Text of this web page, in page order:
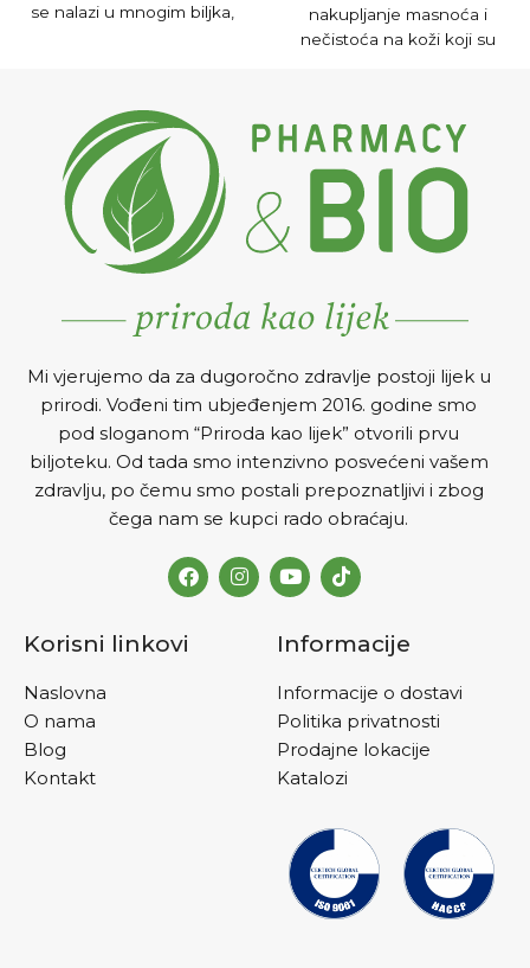
se nalazi u mnogim biljka,
ananas, aloa.
nakupljanje masnoća i
nečistoća na koži koji su
Clarina gel za pranje lica
protiv akni formulisan je od
posebno odabranih biljaka
dokazane učinkovitosti za
nježnu kožu i kožu bez akni.
mitisere i mrlje te održava
pore čistim. Nim djeluje
akni i zajedno sa kurkumom
smanjuje iritacije. Aloe vera
poznata po svojim
umirujućim svojstvima
pomaže u održavanju kože
glatkom i svježom. Ne
Mi vjerujemo da za dugoročno zdravlje postoji lijek u
prirodi. Vođeni tim ubjeđenjem 2016. godine smo
pod sloganom “Priroda kao lijek” otvorili prvu
biljoteku. Od tada smo intenzivno posvećeni vašem
zdravlju, po čemu smo postali prepoznatljivi i zbog
čega nam se kupci rado obraćaju.
Korisni linkovi
Naslovna
O nama
Blog
Kontakt
Informacije
Informacije o dostavi
Politika privatnosti
Prodajne lokacije
Katalozi